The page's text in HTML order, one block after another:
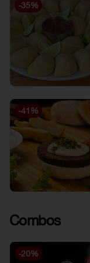
-35%
-41 %
Combos
-20%